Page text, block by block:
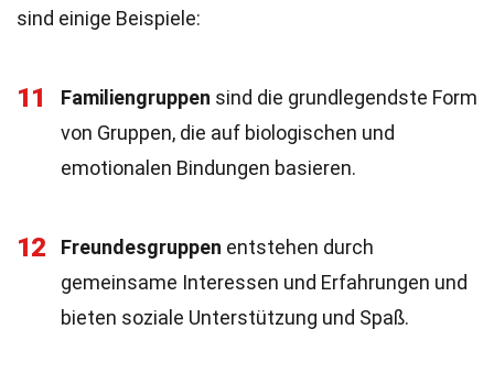
sind einige Beispiele:
11 Familiengruppen sind die grundlegendste Form
von Gruppen, die auf biologischen und
emotionalen Bindungen basieren.
12 Freundesgruppen entstehen durch
gemeinsame Interessen und Erfahrungen und
bieten soziale Unterstützung und Spaß.